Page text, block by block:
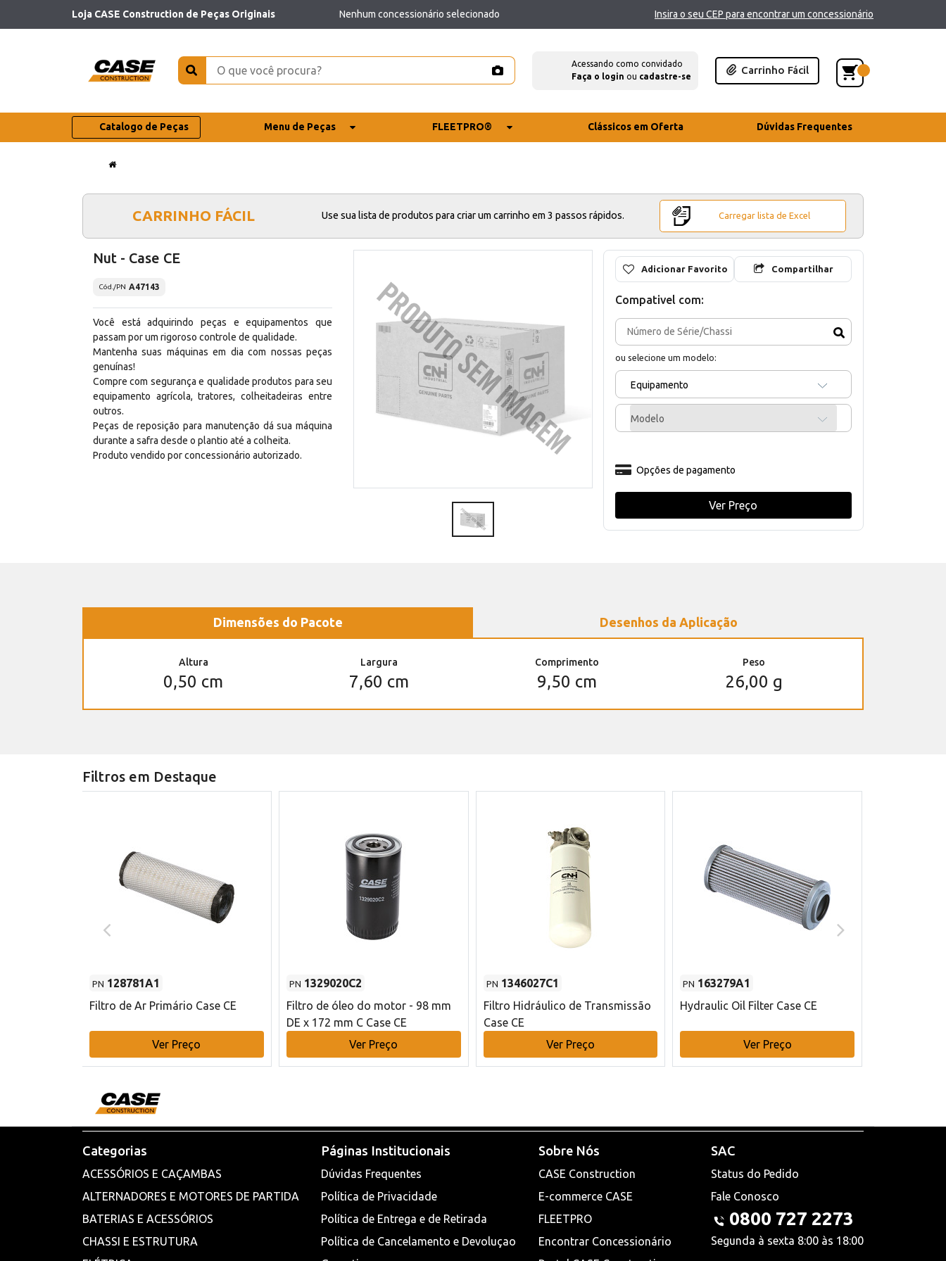
Loja CASE Construction de Peças Originais Nenhum concessionário selecionado Insira o seu CEP para encontrar um concessionário
Acessando como convidado
Faça o login ou cadastre-se
Carrinho Fácil
Catalogo de Peças Menu de Peças FLEETPRO® Clássicos em Oferta Dúvidas Frequentes
CARRINHO FÁCIL Use sua lista de produtos para criar um carrinho em 3 passos rápidos. Carregar lista de Excel
Nut - Case CE
Cód./PN A47143
Você está adquirindo peças e equipamentos que
passam por um rigoroso controle de qualidade.
Mantenha suas máquinas em dia com nossas peças
genuínas!
Compre com segurança e qualidade produtos para seu
equipamento agrícola, tratores, colheitadeiras entre
outros.
Peças de reposição para manutenção dá sua máquina
durante a safra desde o plantio até a colheita.
Produto vendido por concessionário autorizado.
Adicionar Favorito Compartilhar
Compativel com:
ou selecione um modelo:
Equipamento
Modelo
Opções de pagamento
Ver Preço
Dimensões do Pacote Desenhos da Aplicação
Altura
0,50 cm
Largura
7,60 cm
Comprimento
9,50 cm
Peso
26,00 g
Filtros em Destaque
PN 128781A1
Filtro de Ar Primário Case CE
Ver Preço
PN 1329020C2
Filtro de óleo do motor - 98 mm
DE x 172 mm C Case CE
Ver Preço
PN 1346027C1
Filtro Hidráulico de Transmissão
Case CE
Ver Preço
PN 163279A1
Hydraulic Oil Filter Case CE
Ver Preço
Categorias
ACESSÓRIOS E CAÇAMBAS
ALTERNADORES E MOTORES DE PARTIDA
BATERIAS E ACESSÓRIOS
CHASSI E ESTRUTURA
Páginas Institucionais
Dúvidas Frequentes
Política de Privacidade
Política de Entrega e de Retirada
Política de Cancelamento e Devoluçao
Sobre Nós
CASE Construction
E-commerce CASE
FLEETPRO
Encontrar Concessionário
SAC
Status do Pedido
Fale Conosco
0800 727 2273
Segunda à sexta 8:00 às 18:00